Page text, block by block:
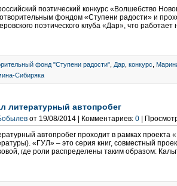
поэтический конкурс «Волшебство
фондом «Ступени радости» и
поэтического клуба «Дар», что
фонд "Ступени радости" Дар конкурс
Сибиряка
литературный автопробег
от 19/08/2014 | Комментариев: 0 |
автопробег проходит в рамках проекта
«ГУЛ» – это серия книг, совместный
где роли распределены таким образом: